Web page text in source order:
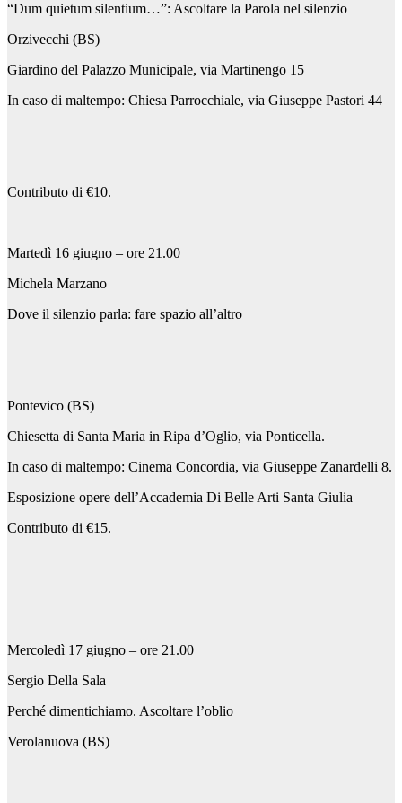
“Dum quietum silentium…”: Ascoltare la Parola nel silenzio
Orzivecchi (BS)
Giardino del Palazzo Municipale, via Martinengo 15
In caso di maltempo: Chiesa Parrocchiale, via Giuseppe Pastori 44
Contributo di €10.
Martedì 16 giugno – ore 21.00
Michela Marzano
Dove il silenzio parla: fare spazio all’altro
Pontevico (BS)
Chiesetta di Santa Maria in Ripa d’Oglio, via Ponticella.
In caso di maltempo: Cinema Concordia, via Giuseppe Zanardelli 8.
Esposizione opere dell’Accademia Di Belle Arti Santa Giulia
Contributo di €15.
Mercoledì 17 giugno – ore 21.00
Sergio Della Sala
Perché dimentichiamo. Ascoltare l’oblio
Verolanuova (BS)